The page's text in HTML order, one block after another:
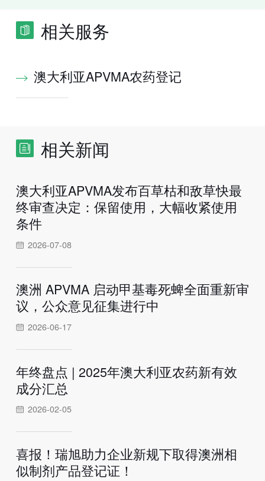
相关服务
澳大利亚APVMA农药登记
相关新闻
澳大利亚APVMA发布百草枯和敌草快最
终审查决定：保留使用，大幅收紧使用
条件
2026-07-08
澳洲 APVMA 启动甲基毒死蜱全面重新审
议，公众意见征集进行中
2026-06-17
年终盘点 | 2025年澳大利亚农药新有效
成分汇总
2026-02-05
喜报！瑞旭助力企业新规下取得澳洲相
似制剂产品登记证！